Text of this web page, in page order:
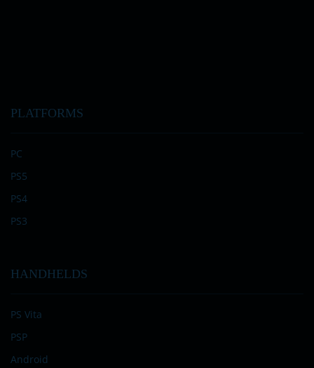
PLATFORMS
PC
PS5
PS4
PS3
HANDHELDS
PS Vita
PSP
Android